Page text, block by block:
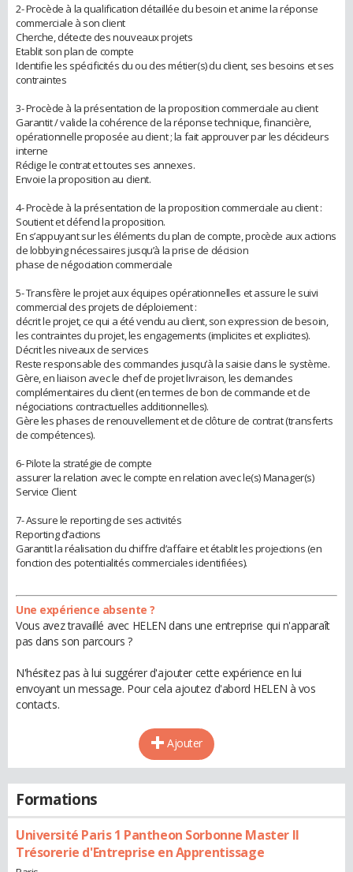
2- Procède à la qualification détaillée du besoin et anime la réponse
commerciale à son client
Cherche, détecte des nouveaux projets
Etablit son plan de compte
Identifie les spécificités du ou des métier(s) du client, ses besoins et ses
contraintes
3- Procède à la présentation de la proposition commerciale au client
Garantit / valide la cohérence de la réponse technique, financière,
opérationnelle proposée au client ; la fait approuver par les décideurs
interne
Rédige le contrat et toutes ses annexes.
Envoie la proposition au client.
4- Procède à la présentation de la proposition commerciale au client :
Soutient et défend la proposition.
En s’appuyant sur les éléments du plan de compte, procède aux actions
de lobbying nécessaires jusqu’à la prise de décision
phase de négociation commerciale
5- Transfère le projet aux équipes opérationnelles et assure le suivi
commercial des projets de déploiement :
décrit le projet, ce qui a été vendu au client, son expression de besoin,
les contraintes du projet, les engagements (implicites et explicites).
Décrit les niveaux de services
Reste responsable des commandes jusqu’à la saisie dans le système.
Gère, en liaison avec le chef de projet livraison, les demandes
complémentaires du client (en termes de bon de commande et de
négociations contractuelles additionnelles).
Gère les phases de renouvellement et de clôture de contrat (transferts
de compétences).
6- Pilote la stratégie de compte
assurer la relation avec le compte en relation avec le(s) Manager(s)
Service Client
7- Assure le reporting de ses activités
Reporting d’actions
Garantit la réalisation du chiffre d’affaire et établit les projections (en
fonction des potentialités commerciales identifiées).
Une expérience absente ?
Vous avez travaillé avec HELEN dans une entreprise qui n'apparaît
pas dans son parcours ?
N'hésitez pas à lui suggérer d'ajouter cette expérience en lui
envoyant un message. Pour cela ajoutez d'abord HELEN à vos
contacts.
Ajouter
Formations
Université Paris 1 Pantheon Sorbonne Master II
Trésorerie d'Entreprise en Apprentissage